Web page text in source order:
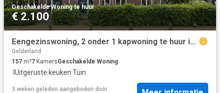
Geschakelde Woning·te huur
€ 2.100
Eengezinswoning, 2 onder 1 kapwoning te huur in Arnhem
Gelderland
157 m²7 KamersGeschakelde Woning
· IUitgeruste keuken·Tuin
3 weken geleden aangeboden door